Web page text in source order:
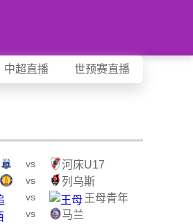
中超直播 世预赛直播
vs 河床U17
vs 列乌斯
vs 王母青年
vs 马兰